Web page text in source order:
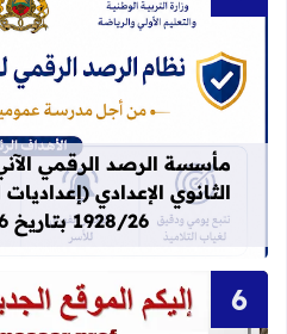
مأسسة الرصد الرقمي
الثانوي الإعدادي
1928/26 بتاريخ 06 ماي 2026